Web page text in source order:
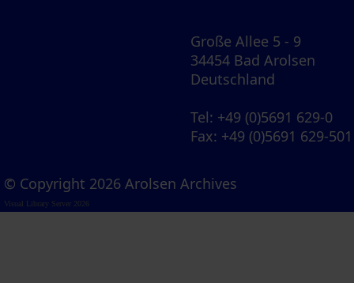
Große Allee 5 - 9
34454 Bad Arolsen
Deutschland
Tel: +49 (0)5691 629-0
Fax: +49 (0)5691 629-501
© Copyright 2026 Arolsen Archives
Visual Library Server 2026